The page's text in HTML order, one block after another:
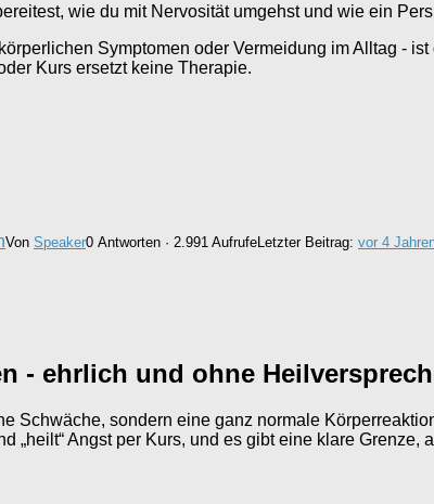
wie du mit Nervosität umgehst und wie ein
Symptomen oder Vermeidung im Alltag -
Kurs ersetzt keine Therapie.
Von Speaker0 Antworten · 2.991 AufrufeLetzter Beitrag: vor 4
- ehrlich und ohne
Schwäche, sondern eine ganz normale
Angst per Kurs, und es gibt eine klare Grenze,